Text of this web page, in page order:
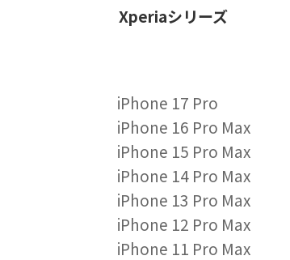
Xperiaシリーズ
iPhone 17 Pro
iPhone 16 Pro Max
iPhone 15 Pro Max
iPhone 14 Pro Max
iPhone 13 Pro Max
iPhone 12 Pro Max
iPhone 11 Pro Max